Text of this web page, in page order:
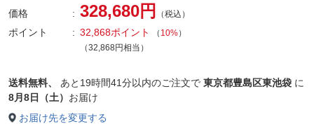
価格 328,680円 （税込）
ポイント 32,868ポイント （ 10%）
（32,868円相当）
送料無料、 あと 19時間41分以内のご注文で 東京都豊島区東池袋 に
8月8日（土） お届け
お届け先を変更する